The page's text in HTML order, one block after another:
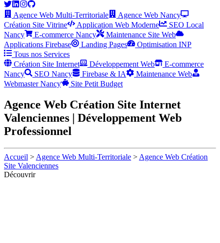
Agence Web Multi-Territoriale
Agence Web Nancy
Création Site Vitrine
Application Web Moderne
SEO Local
Nancy
E-commerce Nancy
Maintenance Site Web
Applications Firebase
Landing Pages
Optimisation INP
Tous nos Services
Création Site Internet
Développement Web
E-commerce
Nancy
SEO Nancy Firebase & IA
Maintenance Web
Webmaster Nancy
Site Petit Budget
Agence Web Création Site Internet
Valenciennes | Développement Web
Professionnel
Accueil > Agence Web Multi-Territoriale > Agence Web Création
Site Valenciennes
Découvrir